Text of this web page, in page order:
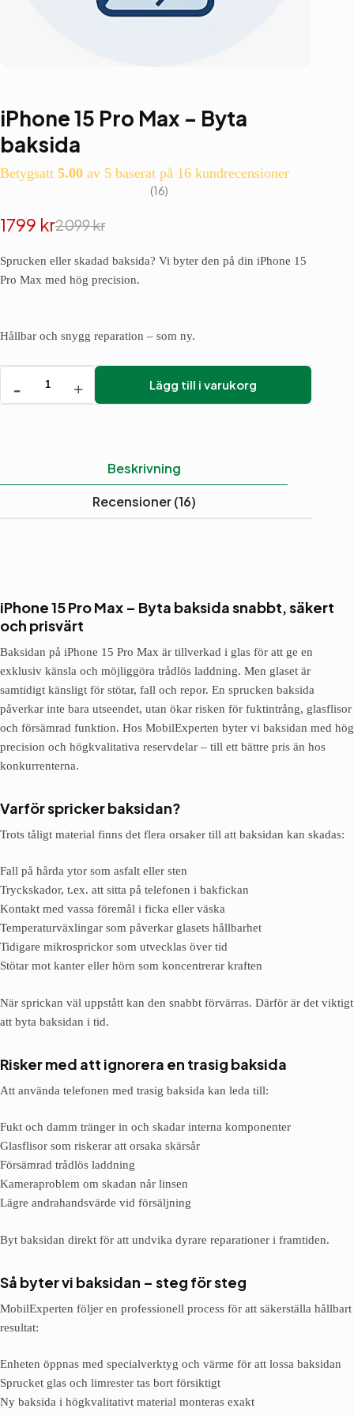
iPhone 15 Pro Max – Byta
baksida
Betygsatt 5.00 av 5 baserat på 16 kundrecensioner
16
2099kr
Det
ursprungliga
priset
1799 krDet
nuvarande
priset
Sprucken eller skadad baksida? Vi byter den på din iPhone 15
Pro Max med hög precision.
Hållbar och snygg reparation – som ny.
iPhone
15
mängd
Lägg till i varukorg
Beskrivning
Recensioner (16)
iPhone 15 Pro Max – Byta baksida snabbt, säkert
och prisvärt
Baksidan på iPhone 15 Pro Max är tillverkad i glas för att ge en
exklusiv känsla och möjliggöra trådlös laddning. Men glaset är
samtidigt känsligt för stötar, fall och repor. En sprucken baksida
påverkar inte bara utseendet, utan ökar risken för fuktintrång, glasflisor
och försämrad funktion. Hos MobilExperten byter vi baksidan med hög
precision och högkvalitativa reservdelar – till ett bättre pris än hos
konkurrenterna.
Varför spricker baksidan?
Trots tåligt material finns det flera orsaker till att baksidan kan skadas:
Fall på hårda ytor som asfalt eller sten
Tryckskador, t.ex. att sitta på telefonen i bakfickan
Kontakt med vassa föremål i ficka eller väska
Temperaturväxlingar som påverkar glasets hållbarhet
Tidigare mikrosprickor som utvecklas över tid
Stötar mot kanter eller hörn som koncentrerar kraften
När sprickan väl uppstått kan den snabbt förvärras. Därför är det viktigt
att byta baksidan i tid.
Risker med att ignorera en trasig baksida
Att använda telefonen med trasig baksida kan leda till:
Fukt och damm tränger in och skadar interna komponenter
Glasflisor som riskerar att orsaka skärsår
Försämrad trådlös laddning
Kameraproblem om skadan når linsen
Lägre andrahandsvärde vid försäljning
Byt baksidan direkt för att undvika dyrare reparationer i framtiden.
Så byter vi baksidan – steg för steg
MobilExperten följer en professionell process för att säkerställa hållbart
resultat:
Enheten öppnas med specialverktyg och värme för att lossa baksidan
Sprucket glas och limrester tas bort försiktigt
Ny baksida i högkvalitativt material monteras exakt